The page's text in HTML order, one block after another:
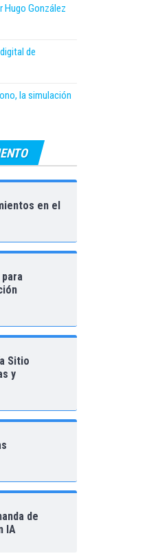
Hugo González
de
la simulación
en el
Sitio
y
de
IA